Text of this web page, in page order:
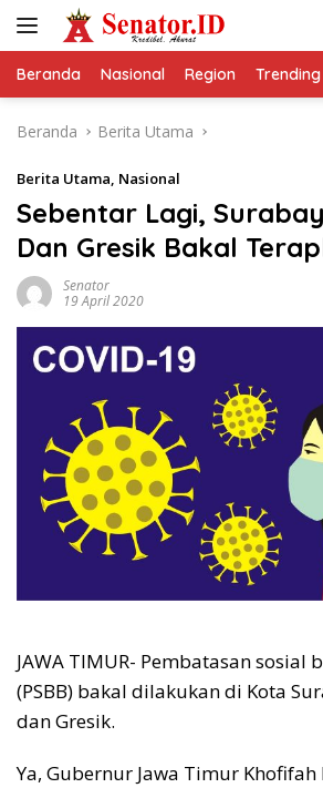
Beranda Nasional Region Trending
Beranda Berita Utama
Berita Utama, Nasional
Sebentar Lagi,
Dan Gresik Bakal
Senator
19 April 2020
JAWA TIMUR- Pembatasan sosial
(PSBB) bakal dilakukan di Kota
dan Gresik.
Ya, Gubernur Jawa Timur